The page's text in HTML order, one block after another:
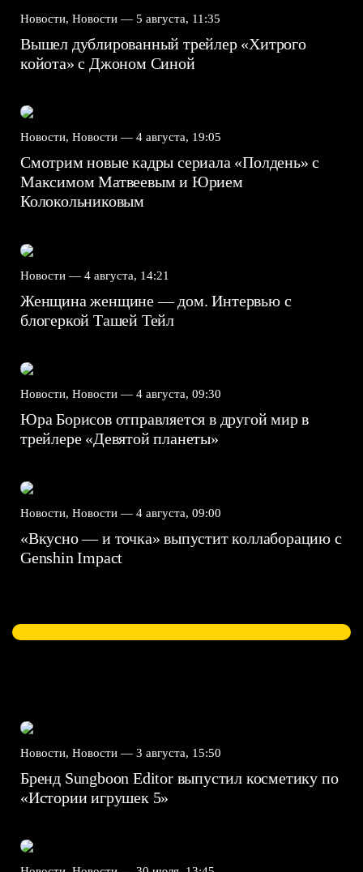
Новости, Новости — 5 августа, 11:35
Вышел дублированный трейлер «Хитрого
койота» с Джоном Синой
Новости, Новости — 4 августа, 19:05
Смотрим новые кадры сериала «Полдень» с
Максимом Матвеевым и Юрием
Колокольниковым
Новости — 4 августа, 14:21
Женщина женщине — дом. Интервью с
блогеркой Ташей Тейл
Новости, Новости — 4 августа, 09:30
Юра Борисов отправляется в другой мир в
трейлере «Девятой планеты»
Новости, Новости — 4 августа, 09:00
«Вкусно — и точка» выпустит коллаборацию с
Genshin Impact⁠⁠
Новости, Новости — 3 августа, 15:50
Бренд Sungboon Editor выпустил косметику по
«Истории игрушек 5»